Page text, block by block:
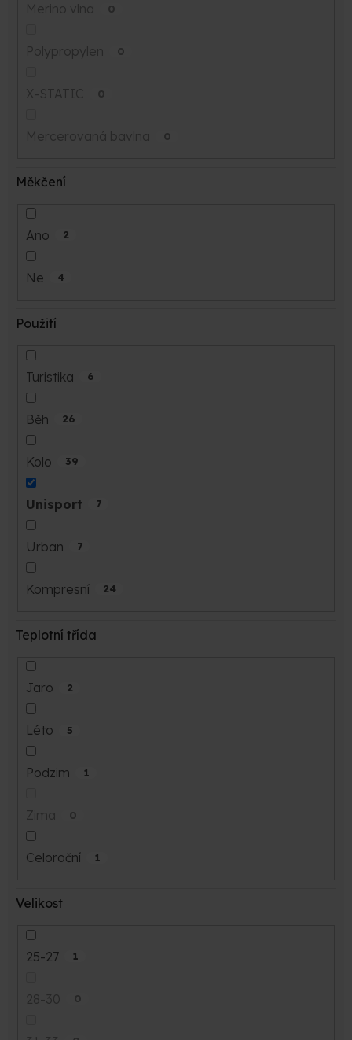
Merino vlna 0
Polypropylen 0
X-STATIC 0
Mercerovaná bavlna 0
Měkčení
Ano 2
Ne 4
Použití
Turistika 6
Běh 26
Kolo 39
Unisport 7
Urban 7
Kompresní 24
Teplotní třída
Jaro 2
Léto 5
Podzim 1
Zima 0
Celoroční 1
Velikost
25-27 1
28-30 0